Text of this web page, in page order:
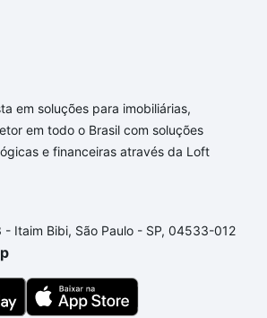
com 3 suites à
do Jataí, Sorocaba, SP?
a oferta ideal para você, com
3 suites à venda em Recanto do
que custam a partir de R$ 0 e
de financiamento imobiliário as
dúvida dos custos envolvidos no
veja em nosso portal quanto
apartamento
o imóvel dos seus sonhos com
Loft, com você até as
em soluções para imobiliárias,
em todo o Brasil com soluções
e financeiras através da Loft
- Itaim Bibi, São Paulo - SP, 04533-012